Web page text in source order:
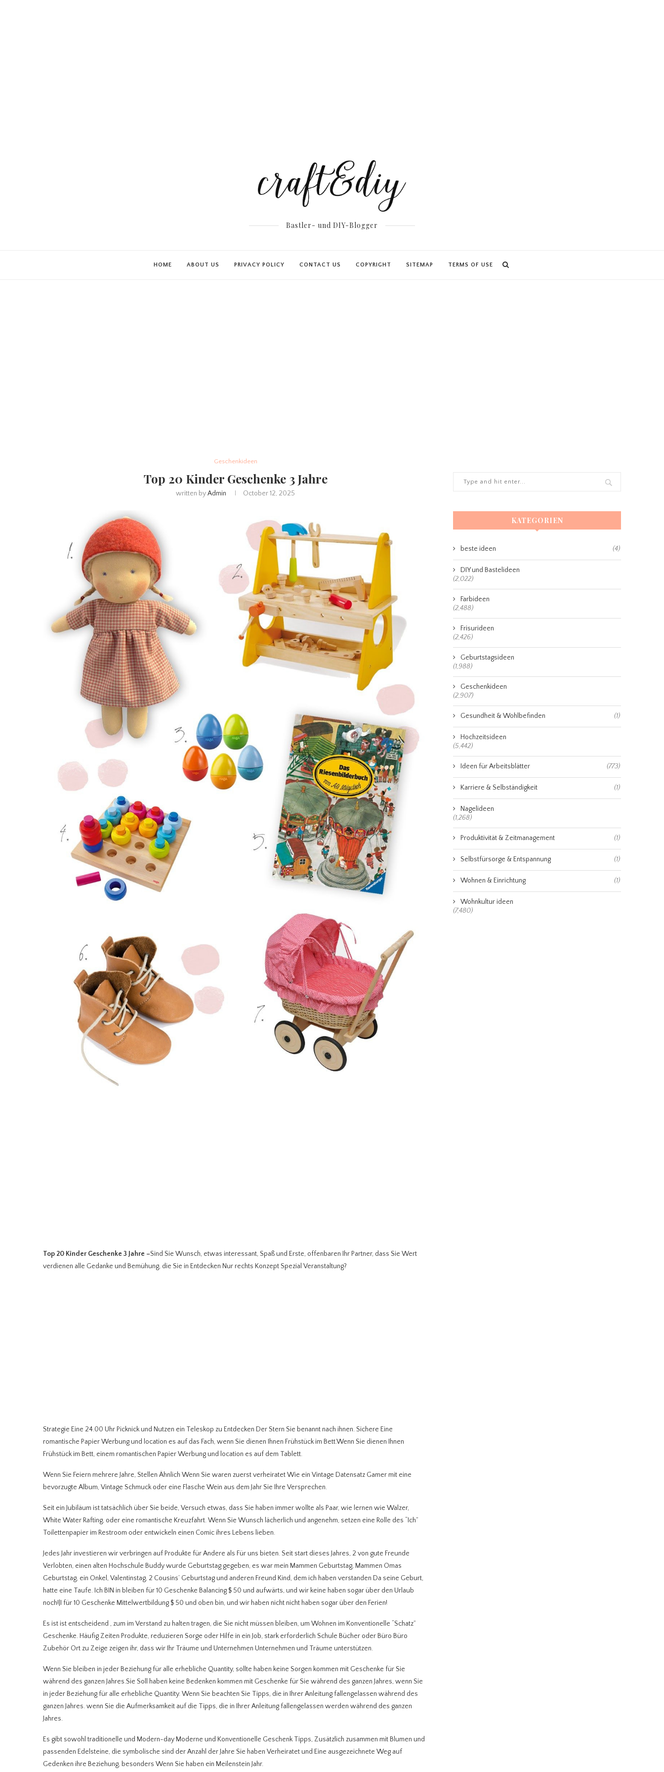
Bastler- und DIY-Blogger
HOME ABOUT US PRIVACY POLICY CONTACT US COPYRIGHT SITEMAP TERMS OF USE
Geschenkideen
Top 20 Kinder Geschenke 3 Jahre
written byAdmin October 12, 2025
Top 20 Kinder Geschenke 3 Jahre –Sind Sie Wunsch, etwas interessant, Spaß und Erste, offenbaren Ihr Partner, dass Sie Wert
verdienen alle Gedanke und Bemühung, die Sie in Entdecken Nur rechts Konzept Spezial Veranstaltung?
Strategie Eine 24.00 Uhr Picknick und Nutzen ein Teleskop zu Entdecken Der Stern Sie benannt nach ihnen. Sichere Eine
romantische Papier Werbung und location es auf das Fach, wenn Sie dienen Ihnen Frühstück im Bett.Wenn Sie dienen Ihnen
Frühstück im Bett, einem romantischen Papier Werbung und location es auf dem Tablett.
Wenn Sie Feiern mehrere Jahre, Stellen Ähnlich Wenn Sie waren zuerst verheiratet Wie ein Vintage Datensatz Gamer mit eine
bevorzugte Album, Vintage Schmuck oder eine Flasche Wein aus dem Jahr Sie Ihre Versprechen.
Seit ein Jubiläum ist tatsächlich über Sie beide, Versuch etwas, dass Sie haben immer wollte als Paar, wie lernen wie Walzer,
White Water Rafting, oder eine romantische Kreuzfahrt. Wenn Sie Wunsch lächerlich und angenehm, setzen eine Rolle des “Ich”
Toilettenpapier im Restroom oder entwickeln einen Comic ihres Lebens lieben.
Jedes Jahr investieren wir verbringen auf Produkte für Andere als Für uns bieten. Seit start dieses Jahres, 2 von gute Freunde
Verlobten, einen alten Hochschule Buddy wurde Geburtstag gegeben, es war mein Mammen Geburtstag, Mammen Omas
Geburtstag, ein Onkel, Valentinstag, 2 Cousins’ Geburtstag und anderen Freund Kind, dem ich haben verstanden Da seine Geburt,
hatte eine Taufe. Ich BIN in bleiben für 10 Geschenke Balancing $ 50 und aufwärts, und wir keine haben sogar über den Urlaub
noch!|I für 10 Geschenke Mittelwertbildung $ 50 und oben bin, und wir haben nicht nicht haben sogar über den Ferien!
Es ist ist entscheidend , zum im Verstand zu halten tragen, die Sie nicht müssen bleiben, um Wohnen im Konventionelle “Schatz”
Geschenke. Häufig Zeiten Produkte, reduzieren Sorge oder Hilfe in ein Job, stark erforderlich Schule Bücher oder Büro Büro
Zubehör Ort zu Zeige zeigen ihr, dass wir Ihr Träume und Unternehmen Unternehmen und Träume unterstützen.
Wenn Sie bleiben in jeder Beziehung für alle erhebliche Quantity, sollte haben keine Sorgen kommen mit Geschenke für Sie
während des ganzen Jahres.Sie Soll haben keine Bedenken kommen mit Geschenke für Sie während des ganzen Jahres, wenn Sie
in jeder Beziehung für alle erhebliche Quantity. Wenn Sie beachten Sie Tipps, die in Ihrer Anleitung fallengelassen während des
ganzen Jahres. wenn Sie die Aufmerksamkeit auf die Tipps, die in Ihrer Anleitung fallengelassen werden während des ganzen
Jahres.
Es gibt sowohl traditionelle und Modern-day Moderne und Konventionelle Geschenk Tipps, Zusätzlich zusammen mit Blumen und
passenden Edelsteine, die symbolische sind der Anzahl der Jahre Sie haben Verheiratet und Eine ausgezeichnete Weg auf
Gedenken ihre Beziehung, besonders Wenn Sie haben ein Meilenstein Jahr.
KATEGORIEN
beste ideen (4)
DIY und Bastelideen
(2,022)
Farbideen
(2,488)
Frisurideen
(2,426)
Geburtstagsideen
(1,988)
Geschenkideen
(2,907)
Gesundheit & Wohlbefinden (1)
Hochzeitsideen
(5,442)
Ideen für Arbeitsblätter (773)
Karriere & Selbständigkeit (1)
Nagelideen
(1,268)
Produktivität & Zeitmanagement (1)
Selbstfürsorge & Entspannung (1)
Wohnen & Einrichtung (1)
Wohnkultur ideen
(7,480)